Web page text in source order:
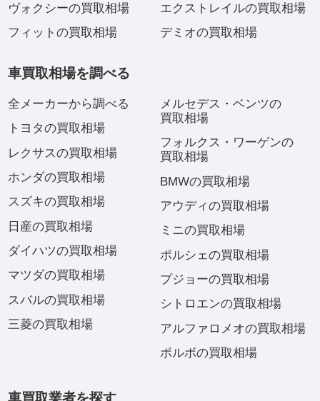
ヴォクシーの買取相場
フィットの買取相場
エクストレイルの買取相場
デミオの買取相場
車買取相場を調べる
全メーカーから調べる
トヨタの買取相場
レクサスの買取相場
ホンダの買取相場
スズキの買取相場
日産の買取相場
ダイハツの買取相場
マツダの買取相場
スバルの買取相場
三菱の買取相場
メルセデス・ベンツの
買取相場
フォルクス・ワーゲンの
買取相場
BMWの買取相場
アウディの買取相場
ミニの買取相場
ポルシェの買取相場
プジョーの買取相場
シトロエンの買取相場
アルファロメオの買取相場
ボルボの買取相場
車買取業者を探す